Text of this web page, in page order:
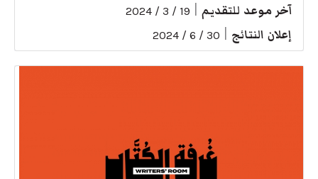
آخر موعد للتقديم 19 / 3 / 2024
إعلان النتائج 30 / 6 / 2024